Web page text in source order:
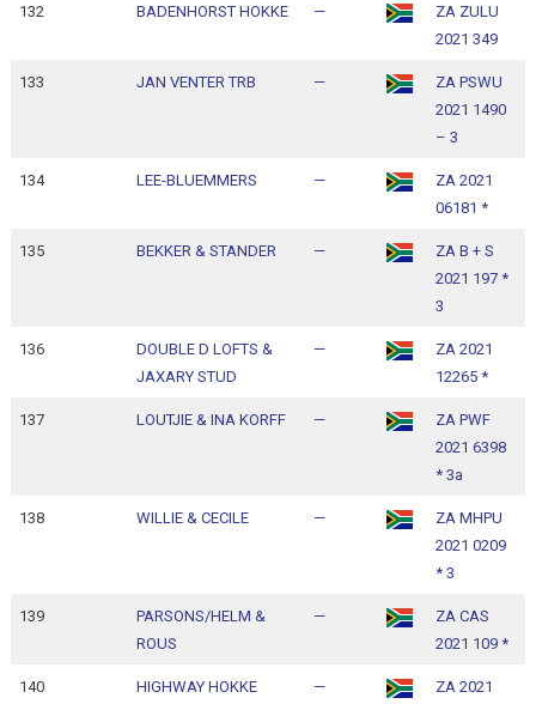
132 BADENHORST HOKKE —
ZA ZULU
2021 349
133 JAN VENTER TRB —
ZA PSWU
2021 1490
– 3
134 LEE-BLUEMMERS —
ZA 2021
06181 *
135 BEKKER & STANDER —
ZA B + S
2021 197 *
3
136
DOUBLE D LOFTS &
JAXARY STUD
—
ZA 2021
12265 *
137 LOUTJIE & INA KORFF —
ZA PWF
2021 6398
* 3a
138 WILLIE & CECILE —
ZA MHPU
2021 0209
* 3
139
PARSONS/HELM &
ROUS
—
ZA CAS
2021 109 *
140 HIGHWAY HOKKE —
ZA 2021